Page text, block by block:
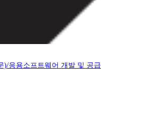
)/응용소프트웨어 개발 및 공급